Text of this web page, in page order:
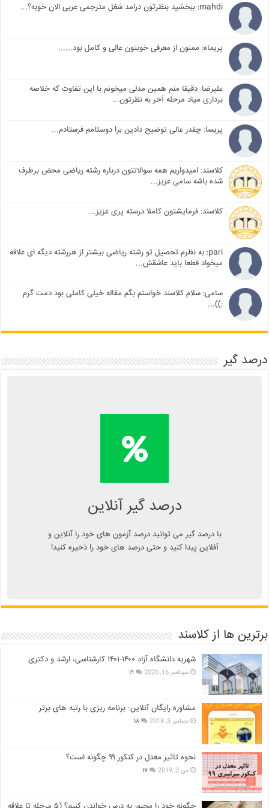
mahdi: ببخشید بنظرتون درامد شغل مترجمی عربی الان خوبه؟...
پریماه: ممنون از معرفی خوبتون عالی و کامل بود......
علیرضا: دقیقا منم همین مدلی میخونم با این تفاوت که خلاصه
برداری میاد مرحله آخر به نظرتون...
پریسا: چقدر عالی توضیح دادین برا دوستامم فرستادم...
کلاسند: امیدواریم همه سوالاتتون درباره رشته ریاضی محض برطرف
شده باشه سامی عزیز...
کلاسند: فرمایشتون کاملا درسته پری عزیز...
pari: به نظرم تحصیل تو رشته ریاضی بیشتر از هررشته دیگه ای علاقه
میخواد قطعا باید عاشقش...
سامی: سلام کلاسند خواستم بگم مقاله خیلی کاملی بود دمت گرم
:))...
درصد گیر
درصد گیر آنلاین
با درصد گیر می توانید درصد آزمون های خود را آنلاین و
آفلاین پیدا کنید و حتی درصد های خود را ذخیره کنید!
محاسبه آنلاین درصد یا دانلود
اپلیکیشن درصد گیر
برترین ها از کلاسند
شهریه دانشگاه آزاد ۱۴۰۰-۱۴۰۱ کارشناسی، ارشد و دکتری
سپتامبر 16, 2020 ۱۹
مشاوره رایگان آنلاین- برنامه ریزی با رتبه های برتر
دسامبر 5, 2018 ۱۸
نحوه تاثیر معدل در کنکور ۹۹ چگونه است؟
می 3, 2019 ۱۷